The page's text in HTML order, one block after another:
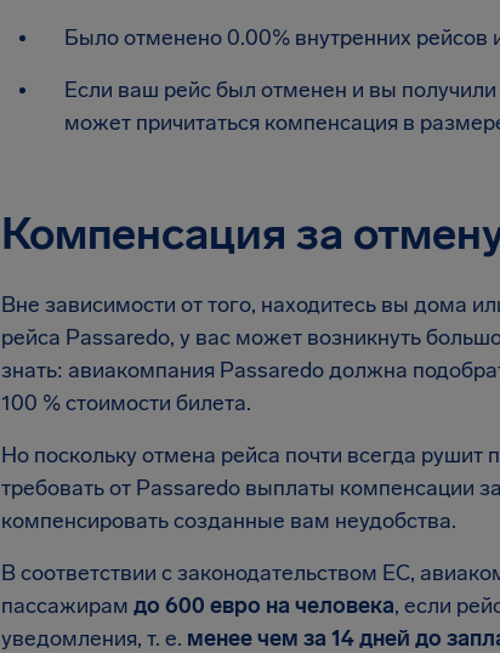
Было отменено 0.00% внутренних
Если ваш рейс был отменен и вы
может причитаться компенсация в
Компенсация за
Вне зависимости от того, находитесь вы дома
рейса Passaredo, у вас может возникнуть
знать: авиакомпания Passaredo должна
100 % стоимости билета.
Но поскольку отмена рейса почти всегда
требовать от Passaredo выплаты компенсации
компенсировать созданные вам неудобства.
В соответствии с законодательством ЕС,
пассажирам до 600 евро на человека, если
уведомления, т. е. менее чем за 14 дней до